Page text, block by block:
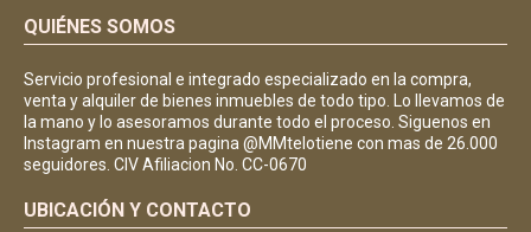
QUIÉNES SOMOS
Servicio profesional e integrado especializado en la compra,
venta y alquiler de bienes inmuebles de todo tipo. Lo llevamos de
la mano y lo asesoramos durante todo el proceso. Siguenos en
Instagram en nuestra pagina @MMtelotiene con mas de 26.000
seguidores. CIV Afiliacion No. CC-0670
UBICACIÓN Y CONTACTO